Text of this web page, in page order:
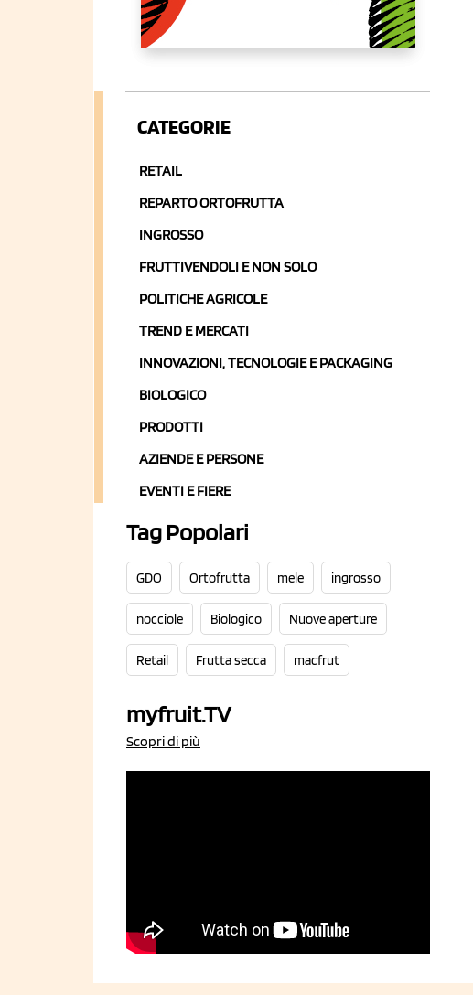
CATEGORIE
RETAIL
REPARTO ORTOFRUTTA
INGROSSO
FRUTTIVENDOLI E NON SOLO
POLITICHE AGRICOLE
TREND E MERCATI
INNOVAZIONI, TECNOLOGIE E PACKAGING
BIOLOGICO
PRODOTTI
AZIENDE E PERSONE
EVENTI E FIERE
Tag Popolari
GDO Ortofrutta mele ingrosso
nocciole Biologico Nuove aperture
Retail Frutta secca macfrut
myfruit.TV
Scopri di più